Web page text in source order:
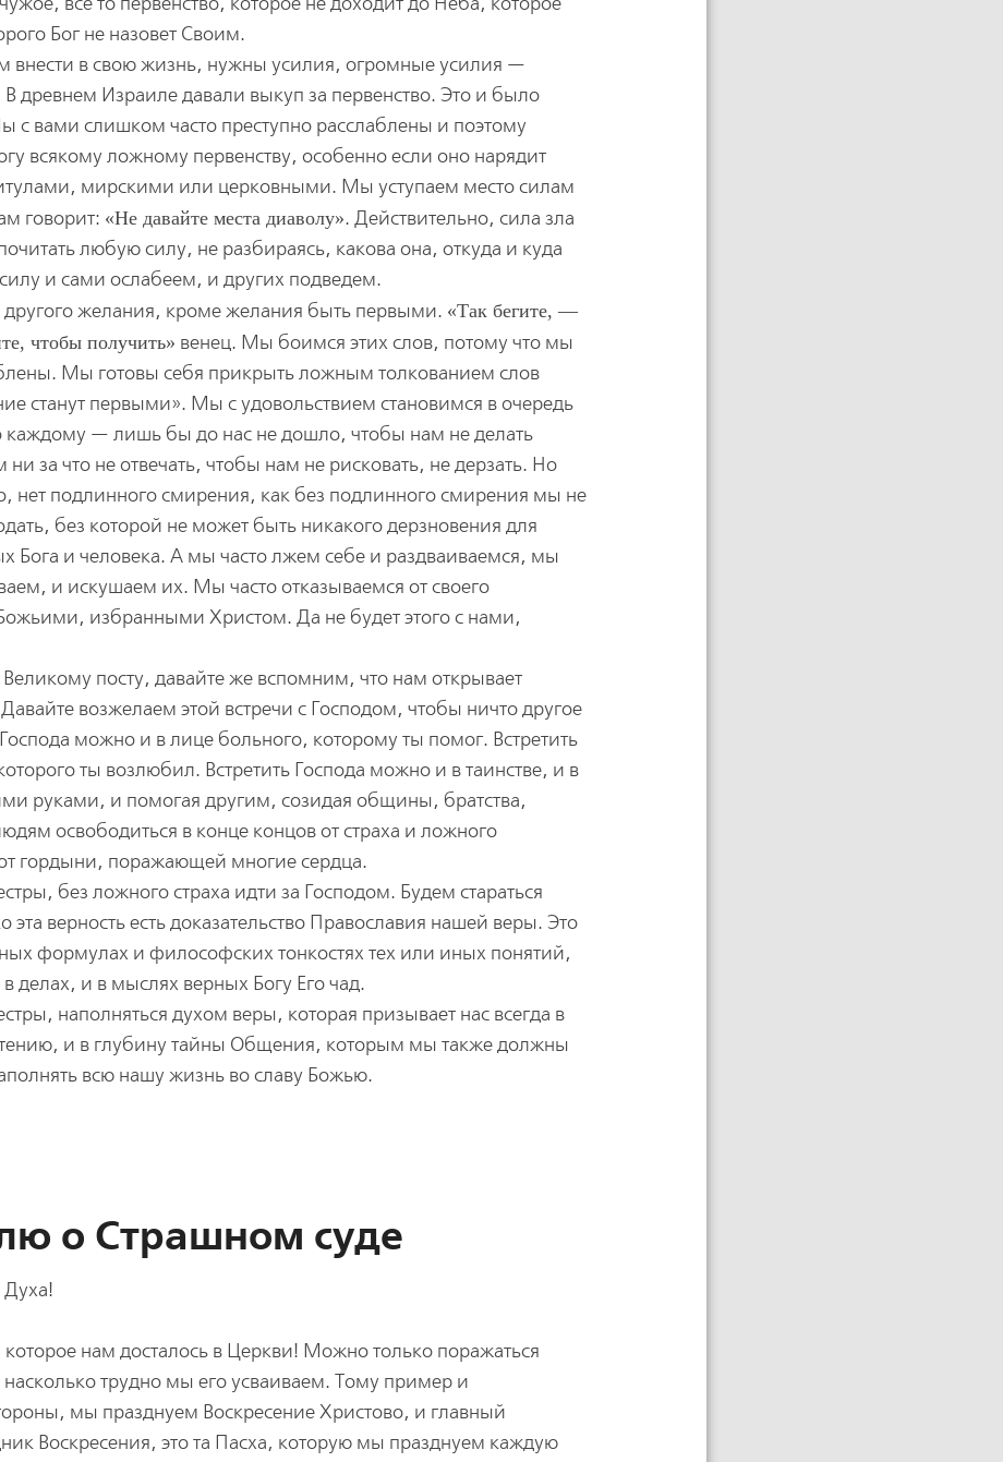
Бог не назовет Своим.
внести в свою жизнь, нужны усилия, огромные усилия —
древнем Израиле давали выкуп за первенство. Это и было
с вами слишком часто преступно расслаблены и поэтому
всякому ложному первенству, особенно если оно нарядит
мирскими или церковными. Мы уступаем место силам
говорит:
Не давайте места диаволу . Действительно, сила зла
любую силу, не разбираясь, какова она, откуда и куда
и сами ослабеем, и других подведем.
другого желания, кроме желания быть первыми.
Так бегите, —
чтобы получить
венец. Мы боимся этих слов, потому что мы
Мы готовы себя прикрыть ложным толкованием слов
станут первыми». Мы с удовольствием становимся в очередь
каждому — лишь бы до нас не дошло, чтобы нам не делать
за что не отвечать, чтобы нам не рисковать, не дерзать. Но
нет подлинного смирения, как без подлинного смирения мы не
без которой не может быть никакого дерзновения для
Бога и человека. А мы часто лжем себе и раздваиваемся, мы
и искушаем их. Мы часто отказываемся от своего
избранными Христом. Да не будет этого с нами,
посту, давайте же вспомним, что нам открывает
возжелаем этой встречи с Господом, чтобы ничто другое
Господа можно и в лице больного, которому ты помог. Встретить
ты возлюбил. Встретить Господа можно и в таинстве, и в
руками, и помогая другим, созидая общины, братства,
освободиться в конце концов от страха и ложного
гордыни, поражающей многие сердца.
без ложного страха идти за Господом. Будем стараться
верность есть доказательство Православия нашей веры. Это
формулах и философских тонкостях тех или иных понятий,
делах, и в мыслях верных Богу Его чад.
наполняться духом веры, которая призывает нас всегда в
и в глубину тайны Общения, которым мы также должны
всю нашу жизнь во славу Божью.
о Cтрашном суде
Духа!
нам досталось в Церкви! Можно только поражаться
трудно мы его усваиваем. Тому пример и
мы празднуем Воскресение Христово, и главный
Воскресения, это та Пасха, которую мы празднуем каждую